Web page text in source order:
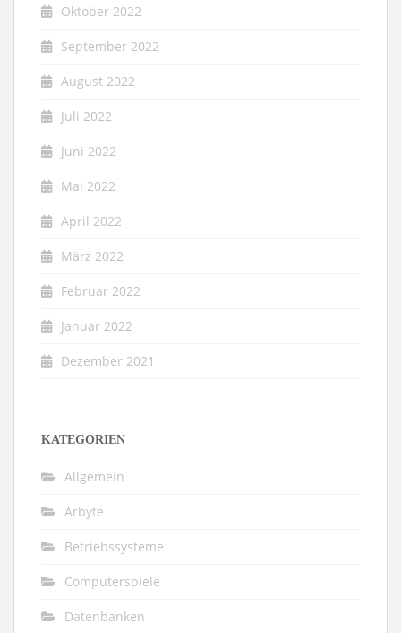
Oktober 2022
September 2022
August 2022
Juli 2022
Juni 2022
Mai 2022
April 2022
März 2022
Februar 2022
Januar 2022
Dezember 2021
KATEGORIEN
Allgemein
Arbyte
Betriebssysteme
Computerspiele
Datenbanken